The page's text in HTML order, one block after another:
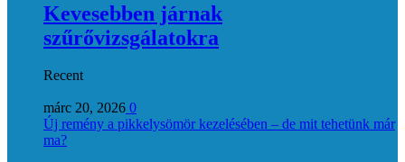
Kevesebben járnak
szűrővizsgálatokra
Recent
márc 20, 2026 0
Új remény a pikkelysömör kezelésében – de mit tehetünk már
ma?